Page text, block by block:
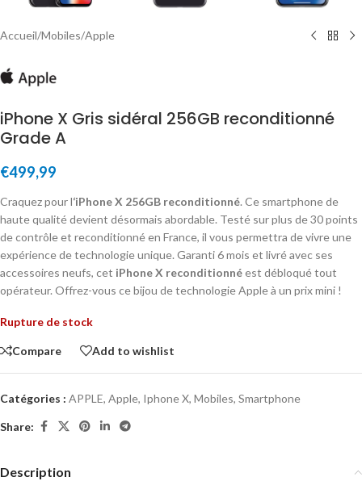
Accueil/Mobiles/Apple
iPhone X Gris sidéral 256GB reconditionné
Grade A
€499,99
Craquez pour l‘iPhone X 256GB reconditionné. Ce smartphone de
haute qualité devient désormais abordable. Testé sur plus de 30 points
de contrôle et reconditionné en France, il vous permettra de vivre une
expérience de technologie unique. Garanti 6 mois et livré avec ses
accessoires neufs, cet iPhone X reconditionnéest débloqué tout
opérateur. Offrez-vous ce bijou de technologie Apple à un prix mini !
Rupture de stock
Compare Add to wishlist
Catégories : APPLE, Apple, Iphone X, Mobiles, Smartphone
Share:
Description